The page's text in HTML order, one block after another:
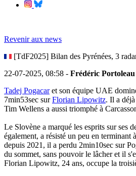
Revenir aux news
[TdF2025] Bilan des Pyrénées, 3
22-07-2025, 08:58 - Frédéric Portoleau
Tadej Pogacaret son équipe UAE
7min53sec surFlorian Lipowitz. Il a
Tim Wellens a aussi triomphé à
Le Slovène a marqué les esprits sur ses
également, a résisté un peu en
depuis 2021, il a perdu 2min10sec sur
du sommet, sans pouvoir le lâcher et il
Florian Lipowitz, 24 ans, occupe la